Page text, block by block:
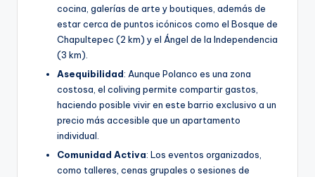
cocina, galerías de arte y boutiques, además de
estar cerca de puntos icónicos como el Bosque de
Chapultepec (2 km) y el Ángel de la Independencia
(3 km).
Asequibilidad: Aunque Polanco es una zona
costosa, el coliving permite compartir gastos,
haciendo posible vivir en este barrio exclusivo a un
precio más accesible que un apartamento
individual.
Comunidad Activa: Los eventos organizados,
como talleres, cenas grupales o sesiones de